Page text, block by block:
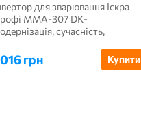
для зварювання Іскра
MMA-307 DK-
сучасність,
грн Купити